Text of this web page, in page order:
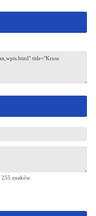
255 znaków.